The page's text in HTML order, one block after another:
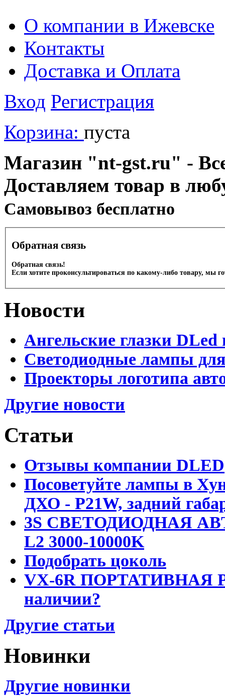
О компании в Ижевске
Контакты
Доставка и Оплата
Вход Регистрация
Корзина: пуста
Магазин "nt-gst.ru" -
Доставляем товар в
Cамовывоз бесплатно
Обратная связь
Обратная связь!
Если хотите проконсультироваться по какому-либо товару, мы
Новости
Ангельские глазки DLed
Светодиодные лампы
Проекторы логотипа
Другие новости
Статьи
Отзывы компании DLED
Посоветуйте лампы в
ДХО - P21W, задний
3S СВЕТОДИОДНАЯ
L2 3000-10000K
Подобрать цоколь
VX-6R ПОРТАТИВНАЯ
наличии?
Другие статьи
Новинки
Другие новинки